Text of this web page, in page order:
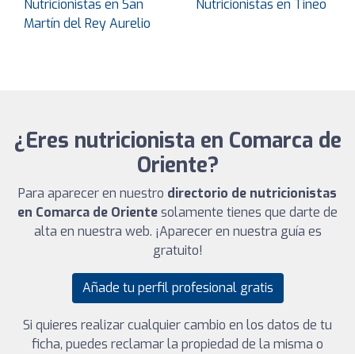
Nutricionistas en San
Martín del Rey Aurelio
Nutricionistas en Tineo
¿Eres nutricionista en Comarca de
Oriente?
Para aparecer en nuestro directorio de nutricionistas
en Comarca de Orientesolamente tienes que darte de
alta en nuestra web. ¡Aparecer en nuestra guía es
gratuito!
Añade tu perfil profesional gratis
Si quieres realizar cualquier cambio en los datos de tu
ficha, puedes reclamar la propiedad de la misma o